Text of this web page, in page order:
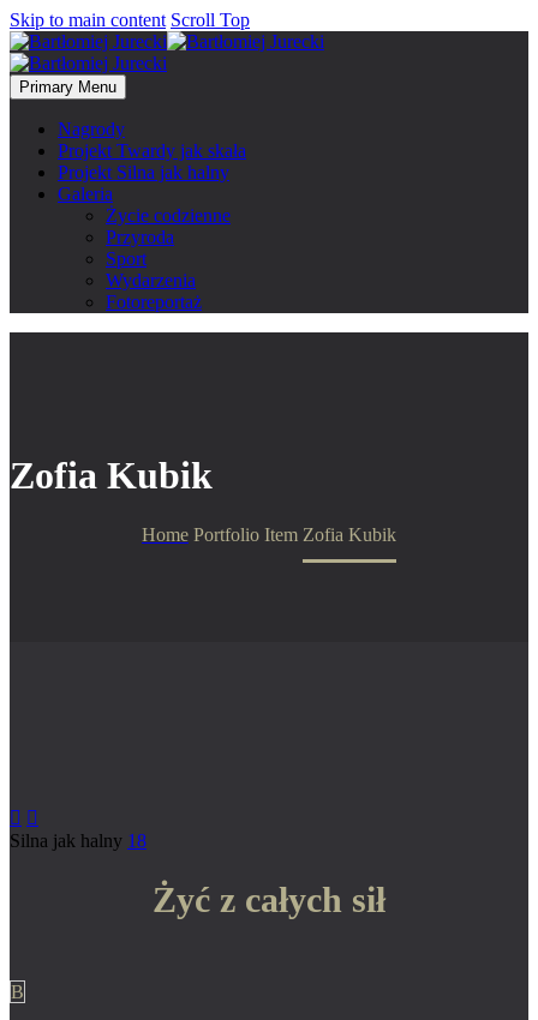
Skip to main content Scroll Top
Primary Menu
Nagrody
Projekt Twardy jak skała
Projekt Silna jak halny
Galeria
Życie codzienne
Przyroda
Sport
Wydarzenia
Fotoreportaż
Zofia Kubik
Home Portfolio Item Zofia Kubik
 
Silna jak halny 18
Żyć z całych sił
B